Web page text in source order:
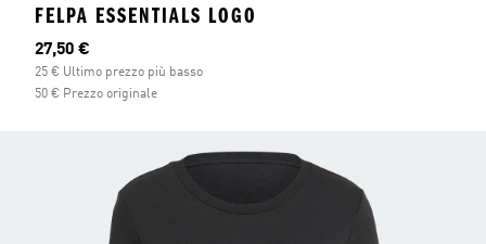
FELPA ESSENTIALS LOGO
Prezzo attuale
27,50 €
25 € Ultimo prezzo più basso
50 € Prezzo originale